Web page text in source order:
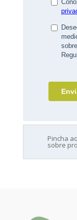
Pincha
sobre